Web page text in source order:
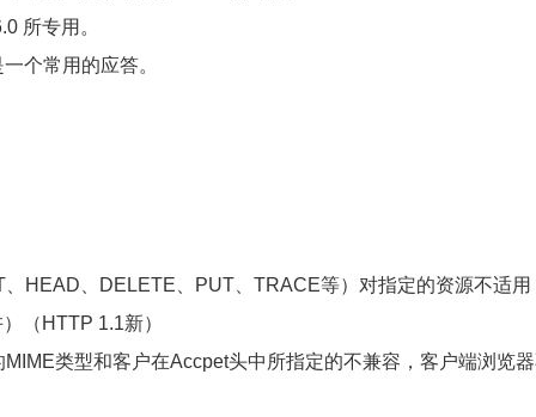
所专用。
个常用的应答。
HEAD、DELETE、PUT、TRACE等）对指定的资源不适用
（HTTP 1.1新）
类型和客户在Accpet头中所指定的不兼容，客户端浏览